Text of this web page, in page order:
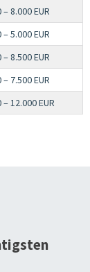
– 8.000 EUR
– 5.000 EUR
– 8.500 EUR
– 7.500 EUR
– 12.000 EUR